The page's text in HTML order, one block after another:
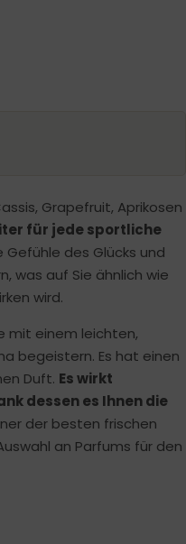
Grapefruit, Aprikosen
für jede sportliche
Gefühle des Glücks und
was auf Sie ähnlich wie
wird.
mit einem leichten,
begeistern. Es hat einen
Duft. Es wirkt
dessen es Ihnen die
der besten frischen
an Parfums für den